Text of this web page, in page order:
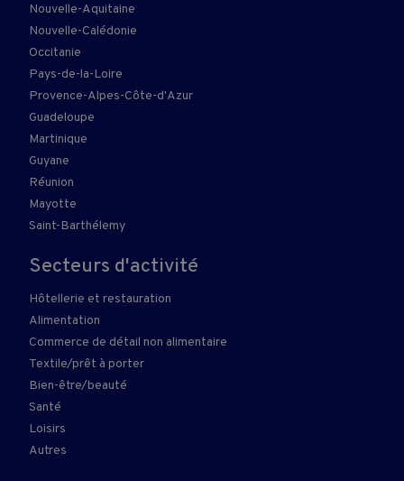
Nouvelle-Aquitaine
Nouvelle-Calédonie
Occitanie
Pays-de-la-Loire
Provence-Alpes-Côte-d'Azur
Guadeloupe
Martinique
Guyane
Réunion
Mayotte
Saint-Barthélemy
Secteurs d'activité
Hôtellerie et restauration
Alimentation
Commerce de détail non alimentaire
Textile/prêt à porter
Bien-être/beauté
Santé
Loisirs
Autres